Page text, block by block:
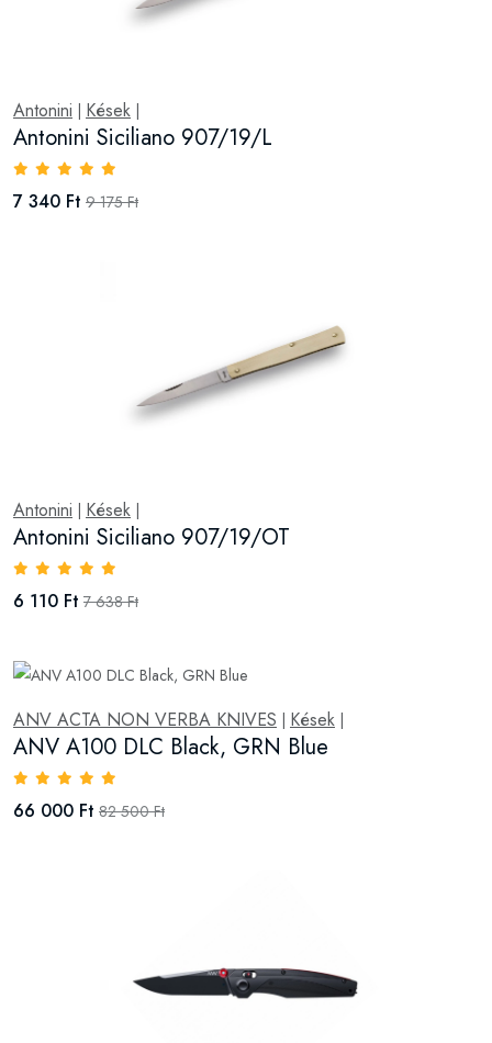
Antonini | Kések |
Antonini Siciliano 907/19/L
7 340 Ft 9 175 Ft
Antonini | Kések |
Antonini Siciliano 907/19/OT
6 110 Ft 7 638 Ft
ANV ACTA NON VERBA KNIVES Kések
ANV A100 DLC Black, GRN Blue
66 000 Ft 82 500 Ft